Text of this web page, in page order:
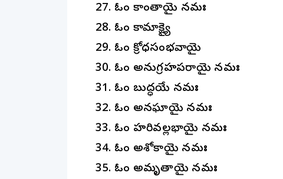
ఓం కాంతాయై నమః
ఓం కామాక్ష్యై
ఓం క్రోధసంభవాయై
ఓం అనుగ్రహపరాయై నమః
ఓం బుద్ధయే నమః
ఓం అనఘాయై నమః
ఓం హరివల్లభాయై నమః
ఓం అశోకాయై నమః
ఓం అమృతాయై నమః